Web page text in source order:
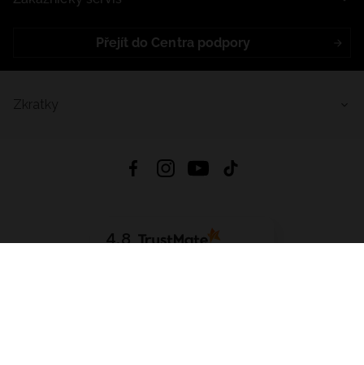
Přejít do Centra podpory
4.8